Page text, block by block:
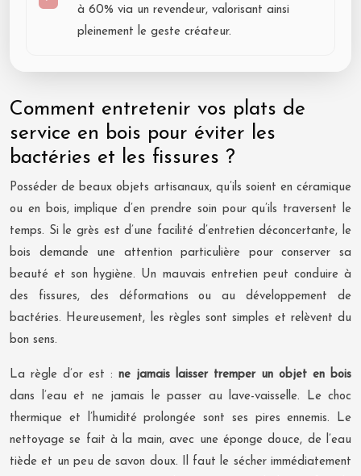
à 60% via un revendeur, valorisant ainsi
pleinement le geste créateur.
Comment entretenir vos plats de
service en bois pour éviter les
bactéries et les fissures ?
Posséder de beaux objets artisanaux, qu’ils soient en céramique
ou en bois, implique d’en prendre soin pour qu’ils traversent le
temps. Si le grès est d’une facilité d’entretien déconcertante, le
bois demande une attention particulière pour conserver sa
beauté et son hygiène. Un mauvais entretien peut conduire à
des fissures, des déformations ou au développement de
bactéries. Heureusement, les règles sont simples et relèvent du
bon sens.
La règle d’or est : ne jamais laisser tremper un objet en bois
dans l’eau et ne jamais le passer au lave-vaisselle. Le choc
thermique et l’humidité prolongée sont ses pires ennemis. Le
nettoyage se fait à la main, avec une éponge douce, de l’eau
tiède et un peu de savon doux. Il faut le sécher immédiatement